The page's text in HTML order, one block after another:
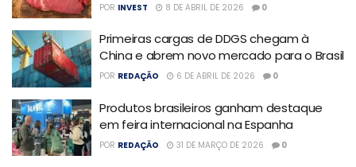
POR INVEST 8 DE ABRIL DE 2026 0
Primeiras cargas de DDGS chegam à
China e abrem novo mercado para o Brasil
POR REDAÇÃO 6 DE ABRIL DE 2026 0
Produtos brasileiros ganham destaque
em feira internacional na Espanha
POR REDAÇÃO 31 DE MARÇO DE 2026 0